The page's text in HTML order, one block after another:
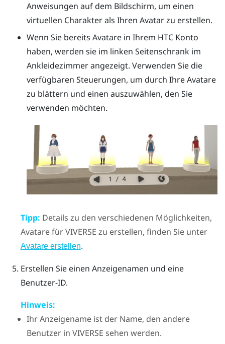
Anweisungen auf dem Bildschirm, um einen
virtuellen Charakter als Ihren Avatar zu erstellen.
Wenn Sie bereits Avatare in Ihrem HTC Konto
haben, werden sie im linken Seitenschrank im
Ankleidezimmer angezeigt. Verwenden Sie die
verfügbaren Steuerungen, um durch Ihre Avatare
zu blättern und einen auszuwählen, den Sie
verwenden möchten.
Tipp: Details zu den verschiedenen Möglichkeiten,
Avatare fürVIVERSE zu erstellen, finden Sie unter
Avatare erstellen.
Erstellen Sie einen Anzeigenamen und eine
Benutzer-ID.
Hinweis:
Ihr Anzeigename ist der Name, den andere
Benutzer inVIVERSE sehen werden.